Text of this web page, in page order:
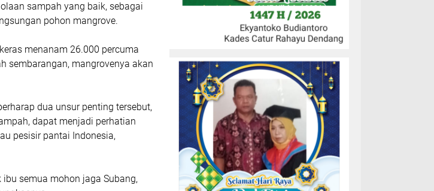
sampah yang baik, sebagai
pohon mangrove.
menanam 26.000 percuma
sembarangan, mangrovenya akan
dua unsur penting tersebut,
dapat menjadi perhatian
pesisir pantai Indonesia,
semua mohon jaga Subang,